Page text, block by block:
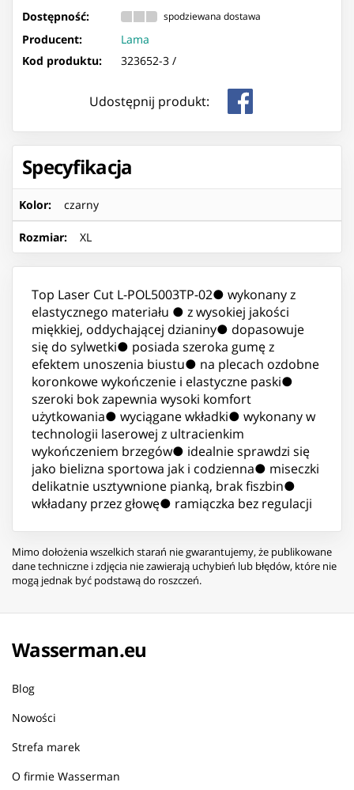
Dostępność: spodziewana dostawa
Producent:
Lama
Kod produktu:
323652-3 /
Udostępnij produkt:
Specyfikacja
Kolor: czarny
Rozmiar: XL
Top Laser Cut L-POL5003TP-02● wykonany z
elastycznego materiału ● z wysokiej jakości
miękkiej, oddychającej dzianiny● dopasowuje
się do sylwetki● posiada szeroka gumę z
efektem unoszenia biustu● na plecach ozdobne
koronkowe wykończenie i elastyczne paski●
szeroki bok zapewnia wysoki komfort
użytkowania● wyciągane wkładki● wykonany w
technologii laserowej z ultracienkim
wykończeniem brzegów● idealnie sprawdzi się
jako bielizna sportowa jak i codzienna● miseczki
delikatnie usztywnione pianką, brak fiszbin●
wkładany przez głowę● ramiączka bez regulacji
Mimo dołożenia wszelkich starań nie gwarantujemy, że publikowane
dane techniczne i zdjęcia nie zawierają uchybień lub błędów, które nie
mogą jednak być podstawą do roszczeń.
Wasserman.eu
Blog
Nowości
Strefa marek
O firmie Wasserman